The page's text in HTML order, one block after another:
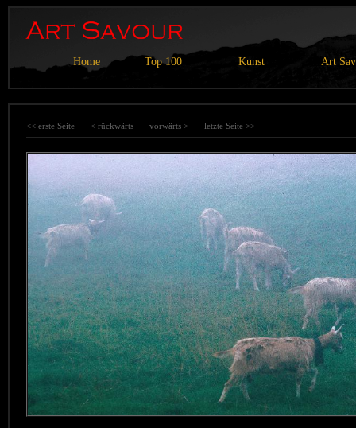
Home Top 100 Kunst Art
<< erste Seite < rückwärts vorwärts > letzte Seite >>